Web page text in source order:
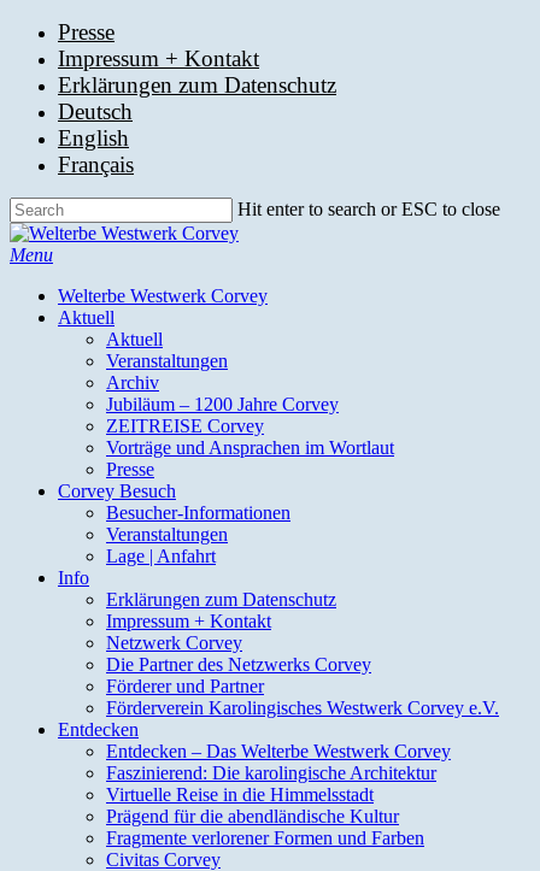
Skip
content
Presse
Impressum + Kontakt
Erklärungen zum Datenschutz
Deutsch
English
Français
Hit enter to search or ESC to close
Close
Search
search
Menu
Welterbe Westwerk Corvey
Aktuell
Aktuell
Veranstaltungen
Archiv
Jubiläum – 1200 Jahre Corvey
ZEITREISE Corvey
Vorträge und Ansprachen im Wortlaut
Presse
Corvey Besuch
Besucher-Informationen
Veranstaltungen
Lage | Anfahrt
Info
Erklärungen zum Datenschutz
Impressum + Kontakt
Netzwerk Corvey
Die Partner des Netzwerks Corvey
Förderer und Partner
Förderverein Karolingisches Westwerk Corvey e.V.
Entdecken
Entdecken – Das Welterbe Westwerk Corvey
Faszinierend: Die karolingische Architektur
Virtuelle Reise in die Himmelsstadt
Prägend für die abendländische Kultur
Fragmente verlorener Formen und Farben
Civitas Corvey